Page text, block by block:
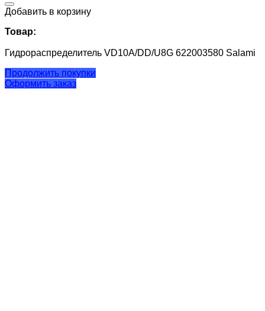
Добавить в корзину
Товар:
Гидрораспределитель VD10A/DD/U8G 622003580 Salami
Продолжить покупки
Оформить заказ